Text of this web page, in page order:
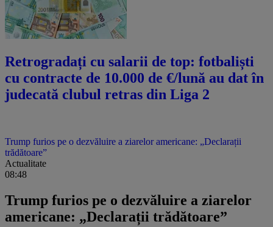
Retrogradați cu salarii de top: fotbaliști
cu contracte de 10.000 de €/lună au dat în
judecată clubul retras din Liga 2
Trump furios pe o dezvăluire a ziarelor americane: „Declarații
trădătoare”
Actualitate
08:48
Trump furios pe o dezvăluire a ziarelor
americane: „Declarații trădătoare”